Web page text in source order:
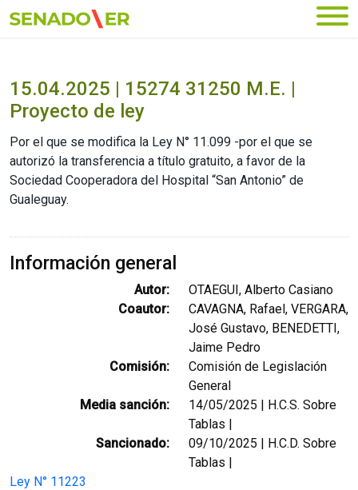
Ir al menú principal
15.04.2025 | 15274 31250 M.E. |
Proyecto de ley
Por el que se modifica la Ley N° 11.099 -por el que se
autorizó la transferencia a título gratuito, a favor de la
Sociedad Cooperadora del Hospital “San Antonio” de
Gualeguay.
Información general
Autor:
OTAEGUI, Alberto Casiano
Coautor:
CAVAGNA, Rafael, VERGARA,
José Gustavo, BENEDETTI,
Jaime Pedro
Comisión:
Comisión de Legislación
General
Media sanción:
14/05/2025 | H.C.S. Sobre
Tablas |
Sancionado:
09/10/2025 | H.C.D. Sobre
Tablas |
Ley N° 11223